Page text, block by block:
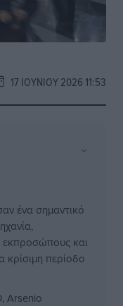
17 ΙΟΥΝΊΟΥ 2026 11:53
⌄
ένα σημαντικό
εκπροσώπους και
κρίσιμη περίοδο
Arsenio